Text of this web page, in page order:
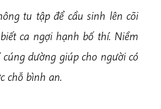
tu tập để cầu sinh lên cõi
ca ngợi hạnh bố thí. Niềm
dường giúp cho người có
chỗ bình an.